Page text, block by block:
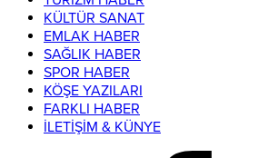
KÜLTÜR SANAT
EMLAK HABER
SAĞLIK HABER
SPOR HABER
KÖŞE YAZILARI
FARKLI HABER
İLETİŞİM & KÜNYE